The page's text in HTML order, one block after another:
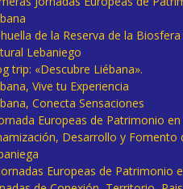
de la Reserva de la
Lebaniego
trip: «Descubre Liébana».
Vive tu Experiencia
Conecta Sensaciones
Europeas de Patrimonio
Desarrollo y Fomento
Europeas de Patrimonio